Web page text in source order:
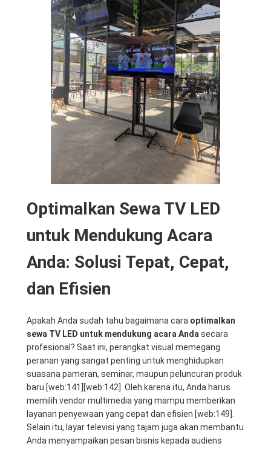
Optimalkan Sewa TV LED
untuk Mendukung Acara
Anda: Solusi Tepat, Cepat,
dan Efisien
Apakah Anda sudah tahu bagaimana cara optimalkan
sewa TV LED untuk mendukung acara Anda secara
profesional? Saat ini, perangkat visual memegang
peranan yang sangat penting untuk menghidupkan
suasana pameran, seminar, maupun peluncuran produk
baru [web:141][web:142]. Oleh karena itu, Anda harus
memilih vendor multimedia yang mampu memberikan
layanan penyewaan yang cepat dan efisien [web:149].
Selain itu, layar televisi yang tajam juga akan membantu
Anda menyampaikan pesan bisnis kepada audiens